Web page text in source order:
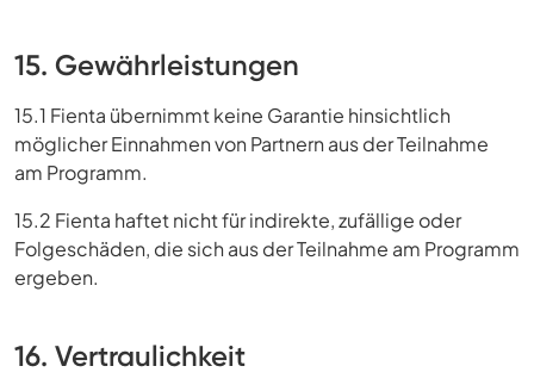
15. Gewährleistungen
15.1 Fienta übernimmt keine Garantie hinsichtlich
möglicher Einnahmen von Partnern aus der Teilnahme
am Programm.
15.2 Fienta haftet nicht für indirekte, zufällige oder
Folgeschäden, die sich aus der Teilnahme am Programm
ergeben.
16. Vertraulichkeit